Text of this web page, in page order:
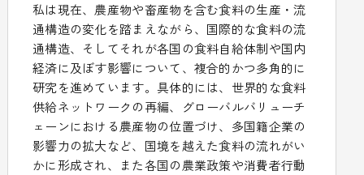
私は現在、農産物や畜産物を含む食料の生産・流
通構造の変化を踏まえながら、国際的な食料の流
通構造、そしてそれが各国の食料自給体制や国内
経済に及ぼす影響について、複合的かつ多角的に
研究を進めています。具体的には、世界的な食料
供給ネットワークの再編、グローバルバリューチ
ェーンにおける農産物の位置づけ、多国籍企業の
影響力の拡大など、国境を越えた食料の流れがい
かに形成され、また各国の農業政策や消費者行動